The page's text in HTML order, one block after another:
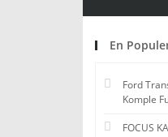
En
Ford
Komple
FOCUS